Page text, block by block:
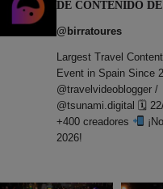
DE CONTENIDO
@birratoures
Largest Travel
Event in Spain Since
@travelvideoblogger /
@tsunami.digital 🗓
+400 creadores
2026!